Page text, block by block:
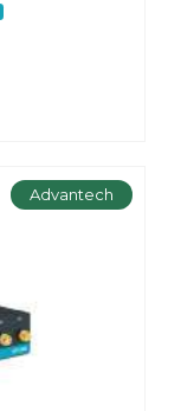
Advantech